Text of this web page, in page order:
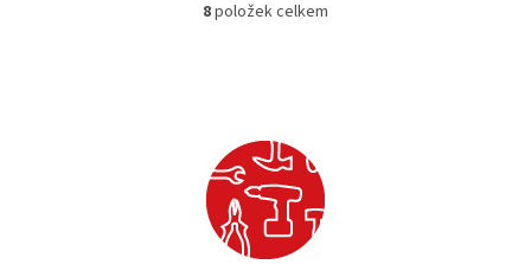
O
c
í
p
r
v
8položek celkem